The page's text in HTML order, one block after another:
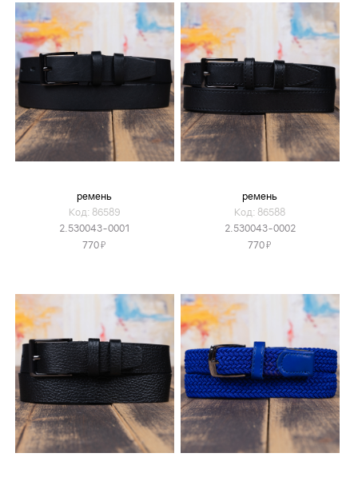
ремень
Код: 86589
2.530043-0001
770Я
ремень
Код: 86588
2.530043-0002
770Я